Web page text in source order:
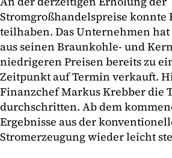
Stromgroßhandelspreise konnte
teilhaben. Das Unternehmen
aus seinen Braunkohle- und
niedrigeren Preisen bereits zu
Zeitpunkt auf Termin verkauft.
Finanzchef Markus Krebber die
durchschritten. Ab dem
Ergebnisse aus der
Stromerzeugung wieder leicht